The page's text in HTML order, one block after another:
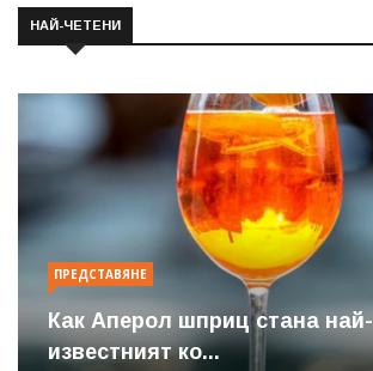
НАЙ-ЧЕТЕНИ
ПРЕДСТАВЯНЕ
Как Аперол шприц стана най-
известният ко...